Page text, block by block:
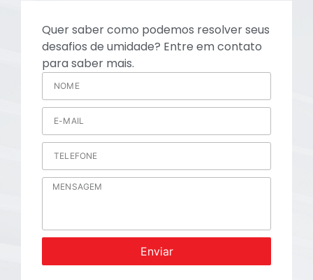
Quer saber como podemos resolver seus
desafios de umidade? Entre em contato
para saber mais.
Enviar